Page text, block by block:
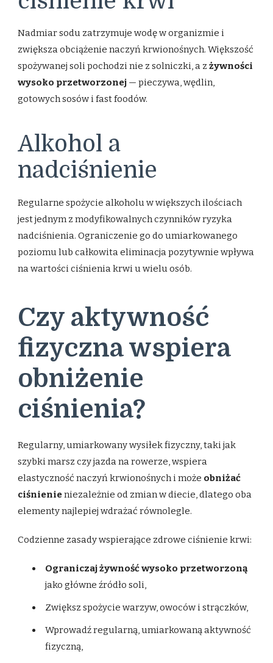
Nadmiar sodu zatrzymuje wodę w organizmie i
zwiększa obciążenie naczyń krwionośnych. Większość
spożywanej soli pochodzi nie z solniczki, a z żywności
wysoko przetworzonej — pieczywa, wędlin,
gotowych sosów i fast foodów.
Alkohol a
nadciśnienie
Regularne spożycie alkoholu w większych ilościach
jest jednym z modyfikowalnych czynników ryzyka
nadciśnienia. Ograniczenie go do umiarkowanego
poziomu lub całkowita eliminacja pozytywnie wpływa
na wartości ciśnienia krwi u wielu osób.
Czy aktywność
fizyczna wspiera
obniżenie
ciśnienia?
Regularny, umiarkowany wysiłek fizyczny, taki jak
szybki marsz czy jazda na rowerze, wspiera
elastyczność naczyń krwionośnych i może obniżać
ciśnienieniezależnie od zmian w diecie, dlatego oba
elementy najlepiej wdrażać równolegle.
Codzienne zasady wspierające zdrowe ciśnienie krwi:
Ograniczaj żywność wysoko przetworzoną
jako główne źródło soli,
Zwiększ spożycie warzyw, owoców i strączków,
Wprowadź regularną, umiarkowaną aktywność
fizyczną,